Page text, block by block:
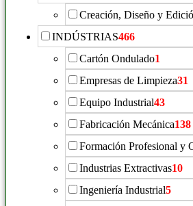
Creación, Diseño y
INDÚSTRIAS466
Cartón Ondulado1
Empresas de Limpieza31
Equipo Industrial43
Fabricación Mecánica138
Formación Profesional y
Industrias Extractivas10
Ingeniería Industrial5